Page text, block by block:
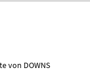
von DOWNS